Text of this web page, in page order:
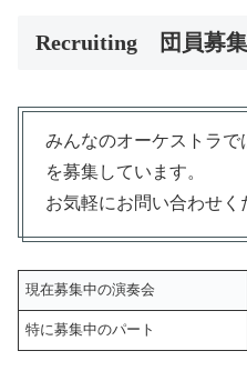
Recruiting 団員募集
みんなのオーケストラで
を募集しています。
お気軽にお問い合わせ
現在募集中の演奏会
特に募集中のパート